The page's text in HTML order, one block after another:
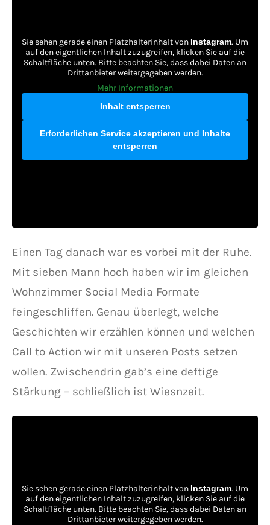
Sie sehen gerade einen Platzhalterinhalt von Instagram. Um
auf den eigentlichen Inhalt zuzugreifen, klicken Sie auf die
Schaltfläche unten. Bitte beachten Sie, dass dabei Daten an
Drittanbieter weitergegeben werden.
Mehr Informationen
Inhalt entsperren
Erforderlichen Service akzeptieren und Inhalte
entsperren
Einen Tag danach war es vorbei mit der Ruhe.
Mit sieben Mann hoch haben wir im gleichen
Wohnzimmer Social Media Formate
feingeschliffen. Genau überlegt, welche
Geschichten wir erzählen können und welchen
Call to Action wir mit unseren Posts setzen
wollen. Zwischendrin gab’s eine deftige
Stärkung – schließlich ist Wiesnzeit.
Sie sehen gerade einen Platzhalterinhalt von Instagram. Um
auf den eigentlichen Inhalt zuzugreifen, klicken Sie auf die
Schaltfläche unten. Bitte beachten Sie, dass dabei Daten an
Drittanbieter weitergegeben werden.